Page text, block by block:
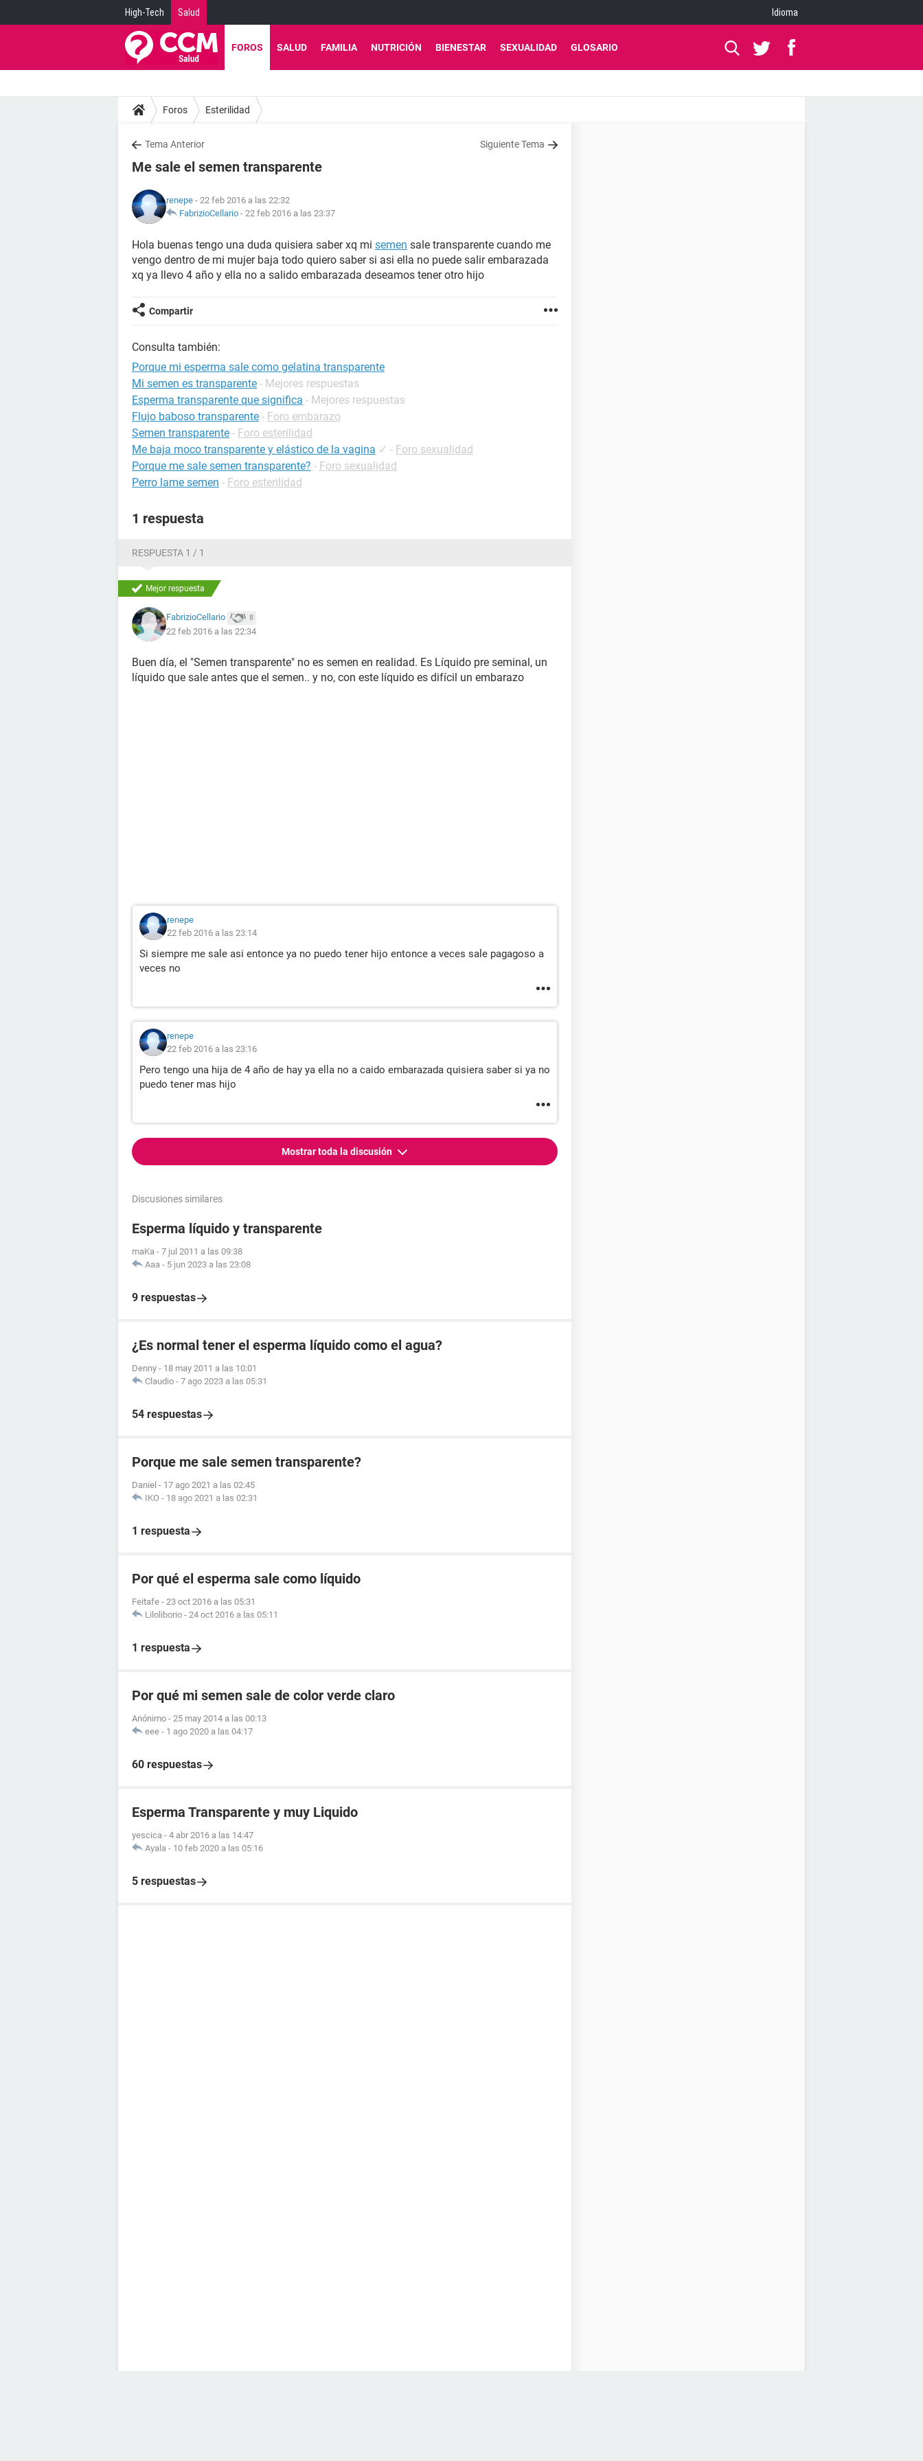
High-Tech Salud Idioma
FOROS SALUD FAMILIA NUTRICIÓN BIENESTAR SEXUALIDAD GLOSARIO
Foros Esterilidad
Tema Anterior Siguiente Tema
Me sale el semen transparente
renepe - 22 feb 2016 a las 22:32
FabrizioCellario - 22 feb 2016 a las 23:37
Hola buenas tengo una duda quisiera saber xq mi semen sale transparente cuando me
vengo dentro de mi mujer baja todo quiero saber si asi ella no puede salir embarazada
xq ya llevo 4 año y ella no a salido embarazada deseamos tener otro hijo
Compartir
Consulta también:
Porque mi esperma sale como gelatina transparente
Mi semen es transparente - Mejores respuestas
Esperma transparente que significa - Mejores respuestas
Flujo baboso transparente - Foro embarazo
Semen transparente - Foro esterilidad
Me baja moco transparente y elástico de la vagina ✓ - Foro sexualidad
Porque me sale semen transparente? - Foro sexualidad
Perro lame semen - Foro esterilidad
1 respuesta
RESPUESTA 1 / 1
Mejor respuesta
FabrizioCellario 8
22 feb 2016 a las 22:34
Buen día, el "Semen transparente" no es semen en realidad. Es Líquido pre seminal, un
líquido que sale antes que el semen.. y no, con este líquido es difícil un embarazo
renepe
22 feb 2016 a las 23:14
Si siempre me sale asi entonce ya no puedo tener hijo entonce a veces sale pagagoso a
veces no
renepe
22 feb 2016 a las 23:16
Pero tengo una hija de 4 año de hay ya ella no a caido embarazada quisiera saber si ya no
puedo tener mas hijo
Mostrar toda la discusión
Discusiones similares
Esperma líquido y transparente
maKa - 7 jul 2011 a las 09:38
Aaa - 5 jun 2023 a las 23:08
9 respuestas
¿Es normal tener el esperma líquido como el agua?
Denny - 18 may 2011 a las 10:01
Claudio - 7 ago 2023 a las 05:31
54 respuestas
Porque me sale semen transparente?
Daniel - 17 ago 2021 a las 02:45
IKO - 18 ago 2021 a las 02:31
1 respuesta
Por qué el esperma sale como líquido
Feitafe - 23 oct 2016 a las 05:31
Liloliborio - 24 oct 2016 a las 05:11
1 respuesta
Por qué mi semen sale de color verde claro
Anónimo - 25 may 2014 a las 00:13
eee - 1 ago 2020 a las 04:17
60 respuestas
Esperma Transparente y muy Liquido
yescica - 4 abr 2016 a las 14:47
Ayala - 10 feb 2020 a las 05:16
5 respuestas